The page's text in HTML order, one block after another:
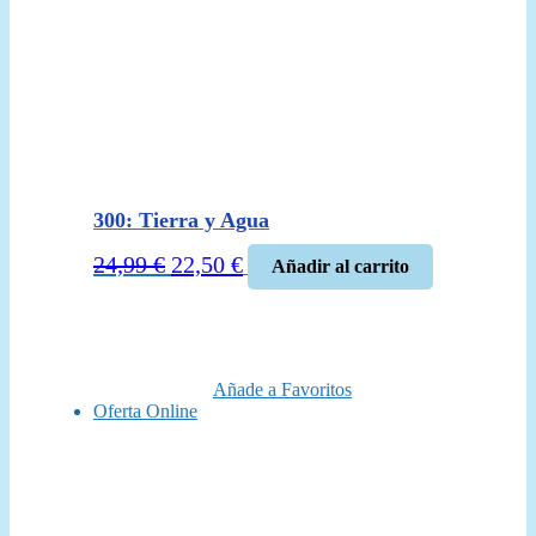
300: Tierra y Agua
24,99€ El
22,50 €El
precio
Añadir al carrito
Añade a Favoritos
Oferta Online